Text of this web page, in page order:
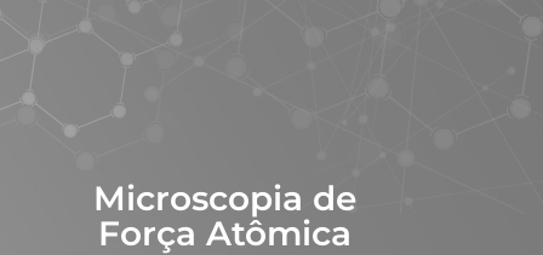
Microscopia de
Força Atômica